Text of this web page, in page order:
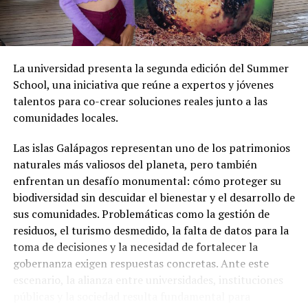
“Conozco a Leonardo Rodríguez, creo que ha hecho una
gran gestión en mi pueblo, en Chone, y es uno de los
alcaldes mejor valorado en nuestra población, la gente
acepte ir a la Prefectura de Manabí, porque se une al
candidato del oficialismo, vamos, el pueblo chonense
tiene clarísimo el por qué de la decisión de Leonardo
Rodríguez”, subrayó.
La universidad presenta la segunda edición del Summer
School, una iniciativa que reúne a expertos y jóvenes
talentos para co-crear soluciones reales junto a las
comunidades locales.
Las islas Galápagos representan uno de los patrimonios
naturales más valiosos del planeta, pero también
enfrentan un desafío monumental: cómo proteger su
biodiversidad sin descuidar el bienestar y el desarrollo de
sus comunidades. Problemáticas como la gestión de
residuos, el turismo desmedido, la falta de datos para la
toma de decisiones y la necesidad de fortalecer la
gobernanza exigen respuestas concretas. Ante este
escenario, la alianza entre universidades, instituciones